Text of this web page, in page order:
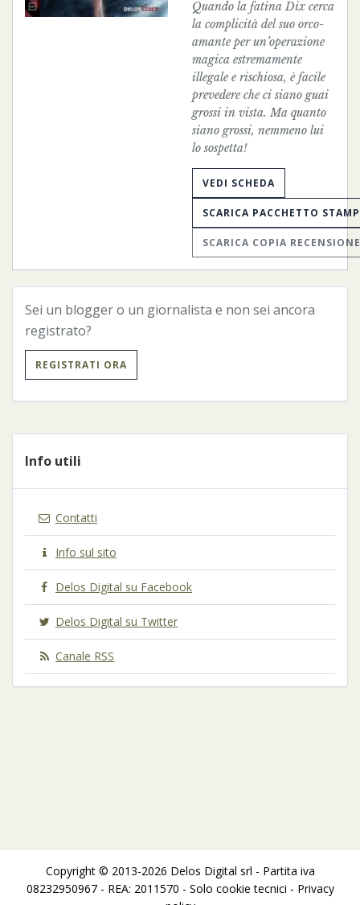
Quando la fatina Dix cerca
la complicità del suo orco-
amante per un’operazione
magica estremamente
illegale e rischiosa, è facile
prevedere che ci siano guai
grossi in vista. Ma quanto
siano grossi, nemmeno lui
lo sospetta!
VEDI SCHEDA
SCARICA PACCHETTO
SCARICA COPIA RECENSIONE
Sei un blogger o un giornalista e non sei ancora
registrato?
REGISTRATI ORA
Info utili
Contatti
Info sul sito
Delos Digital su Facebook
Delos Digital su Twitter
Canale RSS
Copyright © 2013-2026 Delos Digital srl - Partita iva
08232950967 - REA: 2011570 - Solo cookie tecnici - Privacy